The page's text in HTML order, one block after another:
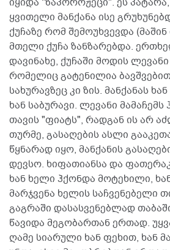
ყვითელი მანქანა ისე
ქუჩაზე რომ შემოუხვევდა
მთელი ქუჩა ზანზარებდა.
დავინახე, ქუჩაში მოდის
რომელიც გატენილია
სახურავზეც კი ზის. მანქანას
ხან საბურავი. ლევანი
თავის "ფიატს", რადგან ის არ
თურმე, გასაღების ასლი
წყნარად იყო, მანქანის
დევსო. ხიფათიანსა და
ხან ხელი ჰქონდა მოტეხილი,
მარჯვენა ხელის საჩვენებელი
გაგრაში დასასვენებლად
წავიდა მეგობართან ერთად.
ღამე სიარული ხან ფეხით, ხან